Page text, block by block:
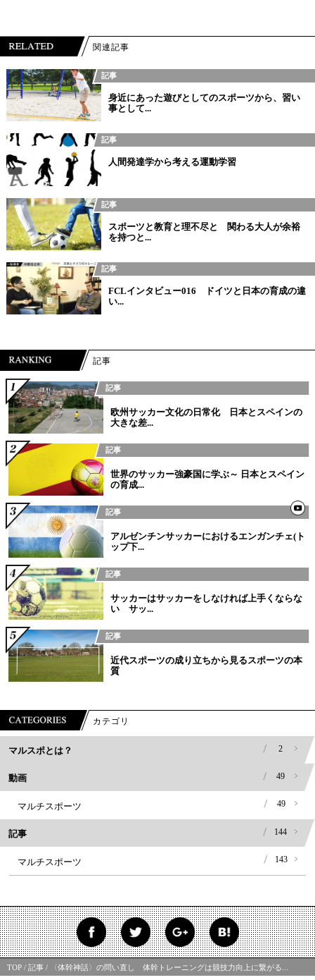
関連記事
記事
身近にあった遊びとしてのスポーツから、習い
事として...
記事
人間発達学から考える運動学習
記事
スポーツと教育と理不尽と 関わる大人が余裕
を持つと...
記事
FCLインタビュー016 ドイツと日本の育成の違
い...
記事
記事
欧州サッカー文化の日常化 日本とスペインの
大きな差...
記事
世界のサッカー強豪国に学ぶ～ 日本とスペイン
の育成...
記事
アルゼンチンサッカーにおけるエンガンチェ(ト
ップ下...
記事
サッカーはサッカーをしなければ上手くならな
い サッ...
記事
近代スポーツの成り立ちから見るスポーツの本
質
カテゴリ
マルスポとは？ 2
動画 49
マルチスポーツ 49
記事 144
マルチスポーツ 143
TOP 記事 〈体幹神話〉の問い直し 体幹トレーニングは競技力向上に繋がる...